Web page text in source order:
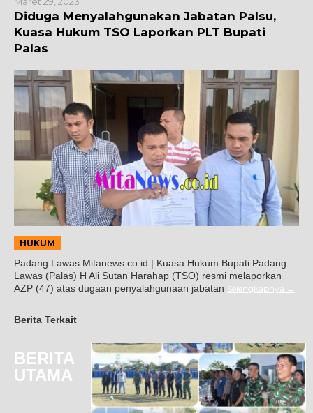
Diduga Menyalahgunakan Jabatan Palsu,
Kuasa Hukum TSO Laporkan PLT Bupati
Palas
HUKUM
Padang Lawas.Mitanews.co.id | Kuasa Hukum Bupati Padang
Lawas (Palas) H Ali Sutan Harahap (TSO) resmi melaporkan
AZP (47) atas dugaan penyalahgunaan jabatan Selengkapnya
Berita Terkait
BERITA
UTAMA